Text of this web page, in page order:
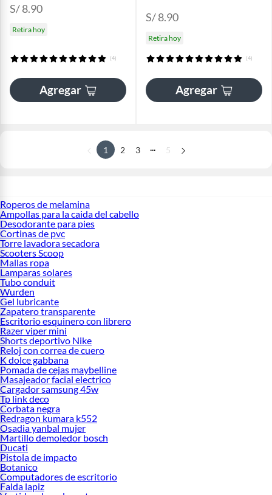
S/ 8.90
Retira hoy
(4)
Agregar
S/ 8.90
Retira hoy
(4)
Agregar
1 2 3 5
Roperos de melamina
Ampollas para la caida del cabello
Desodorante para pies
Cortinas de pvc
Torre lavadora secadora
Scooters Scoop
Mallas ropa
Lamparas solares
Tubo conduit
Wurden
Gel lubricante
Zapatero transparente
Escritorio esquinero con librero
Razer viper mini
Shorts deportivo Nike
Reloj con correa de cuero
K dolce gabbana
Pomada de cejas maybelline
Masajeador facial electrico
Cargador samsung 45w
Tp link deco
Corbata negra
Redragon kumara k552
Osadia yanbal mujer
Martillo demoledor bosch
Ducati
Pistola de impacto
Botanico
Computadores de escritorio
Falda lapiz